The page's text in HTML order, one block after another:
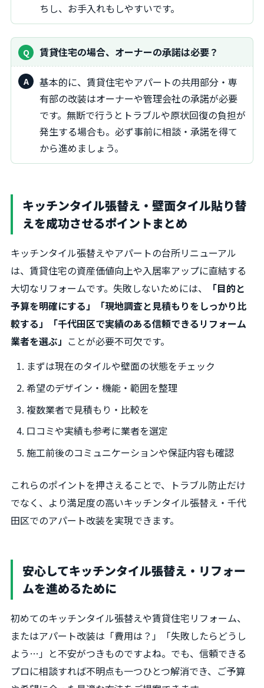
ちし、お手入れもしやすいです。
賃貸住宅の場合、オーナーの承諾は必要？
基本的に、賃貸住宅やアパートの共用部分・専
有部の改装はオーナーや管理会社の承諾が必要
です。無断で行うとトラブルや原状回復の負担が
発生する場合も。必ず事前に相談・承諾を得て
から進めましょう。
キッチンタイル張替え・壁面タイル貼り替
えを成功させるポイントまとめ
キッチンタイル張替えやアパートの台所リニューアル
は、賃貸住宅の資産価値向上や入居率アップに直結する
大切なリフォームです。失敗しないためには、
「目的と
予算を明確にする」「現地調査と見積もりをしっかり比
較する」「千代田区で実績のある信頼できるリフォーム
業者を選ぶ」 ことが必要不可欠です。
まずは現在のタイルや壁面の状態をチェック
希望のデザイン・機能・範囲を整理
複数業者で見積もり・比較を
口コミや実績も参考に業者を選定
施工前後のコミュニケーションや保証内容も確認
これらのポイントを押さえることで、トラブル防止だけ
でなく、より満足度の高いキッチンタイル張替え・千代
田区でのアパート改装を実現できます。
安心してキッチンタイル張替え・リフォー
ムを進めるために
初めてのキッチンタイル張替えや賃貸住宅リフォーム、
またはアパート改装は「費用は？」「失敗したらどうし
よう…」と不安がつきものですよね。でも、信頼できる
プロに相談すれば不明点も一つひとつ解消でき、ご予算